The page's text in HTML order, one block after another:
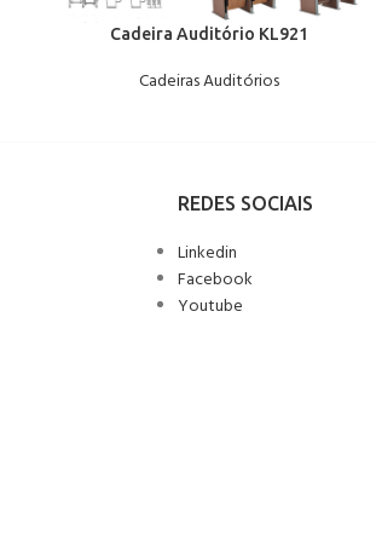
Cadeira Auditório KL921
Cadeiras Auditórios
REDES SOCIAIS
Linkedin
Facebook
Youtube